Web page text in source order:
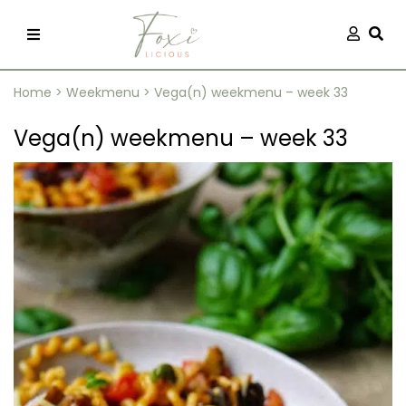
kleding
Home > Weekmenu > Vega(n) weekmenu – week 33
Vega(n) weekmenu – week 33